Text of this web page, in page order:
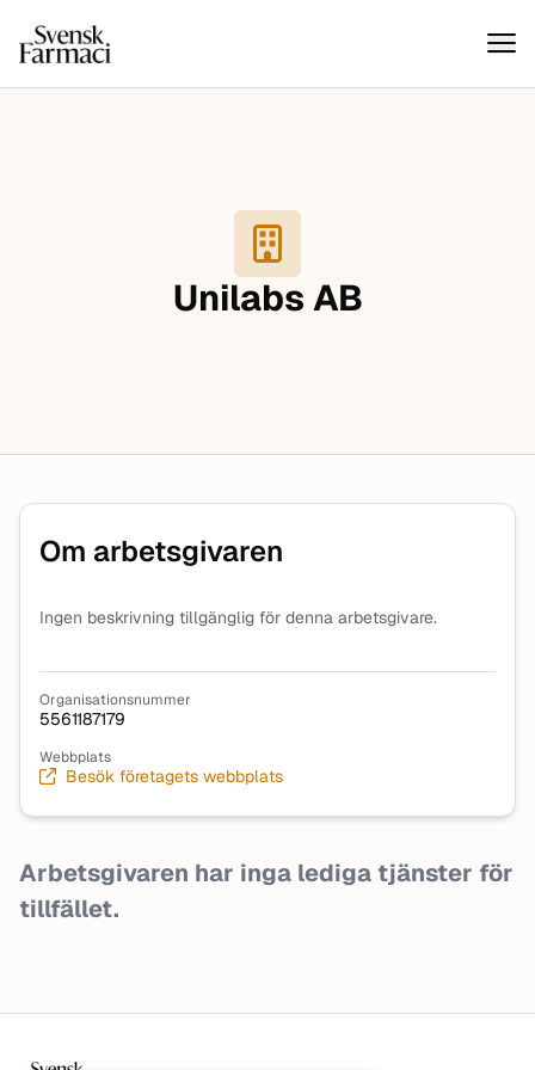
Hoppa till innehåll
Svensk farmaci
Unilabs AB
Om arbetsgivaren
Ingen beskrivning tillgänglig för denna arbetsgivare.
Organisationsnummer
5561187179
Webbplats
Besök företagets webbplats
Arbetsgivaren har inga lediga tjänster för
tillfället.